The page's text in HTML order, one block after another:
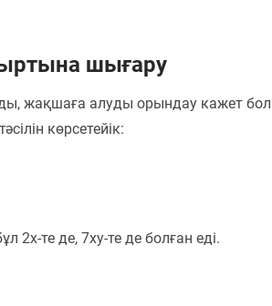
шығару
жақшаға алуды орындау кажет
тәсілін көрсетейік:
2x-те де, 7xy-те де болған еді.